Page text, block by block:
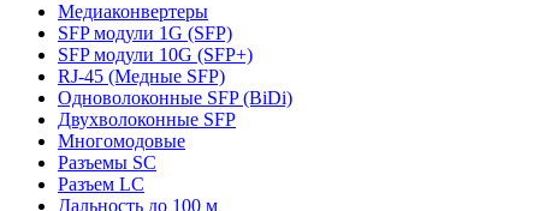
Медиаконвертеры
SFP модули 1G (SFP)
SFP модули 10G (SFP+)
RJ-45 (Медные SFP)
Одноволоконные SFP (BiDi)
Двухволоконные SFP
Многомодовые
Разъемы SC
Разъем LC
Дальность до 100 м